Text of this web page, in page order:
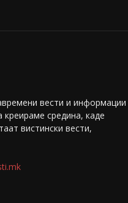
вести и информации
средина, каде
вистински вести,